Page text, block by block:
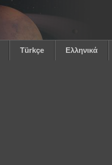
Türkçe Ελληνικά